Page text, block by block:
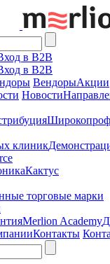
в B2B
в B2B
ВендорыАкции
Новости
клиник
Кактус
торговые марки
Merlion Academy
Контакты